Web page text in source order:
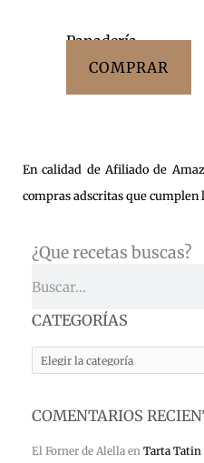
Panadería
COMPRAR
En calidad de Afiliado de
compras adscritas que cumplen
¿Que recetas buscas?
CATEGORÍAS
CATEGORÍAS
COMENTARIOS
El Forner de Alella en Tarta Tatin